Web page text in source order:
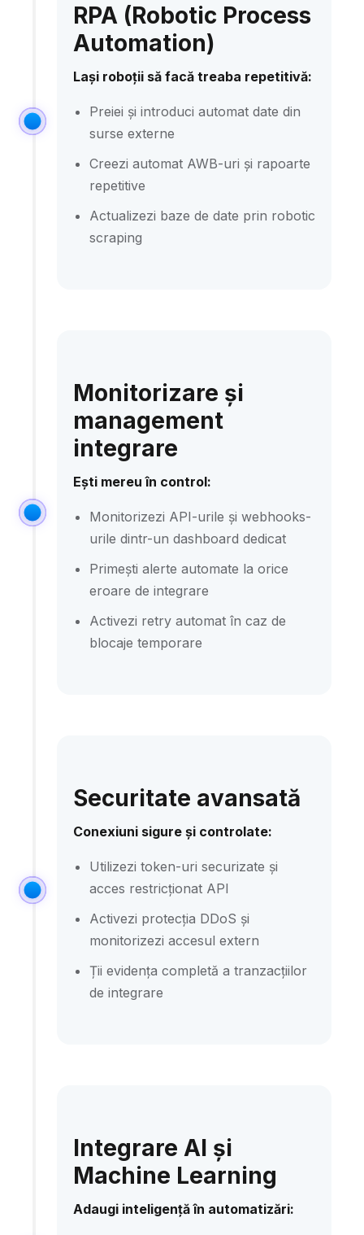
RPA (Robotic Process
Automation)
Lași roboții să facă treaba repetitivă:
Preiei și introduci automat date din
surse externe
Creezi automat AWB-uri și rapoarte
repetitive
Actualizezi baze de date prin robotic
scraping
Monitorizare și
management
integrare
Ești mereu în control:
Monitorizezi API-urile și webhooks-
urile dintr-un dashboard dedicat
Primești alerte automate la orice
eroare de integrare
Activezi retry automat în caz de
blocaje temporare
Securitate avansată
Conexiuni sigure și controlate:
Utilizezi token-uri securizate și
acces restricționat API
Activezi protecția DDoS și
monitorizezi accesul extern
Ții evidența completă a tranzacțiilor
de integrare
Integrare AI și
Machine Learning
Adaugi inteligență în automatizări: